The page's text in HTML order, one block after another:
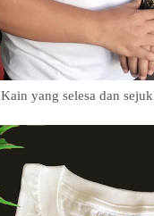
Kain yang selesa dan sejuk